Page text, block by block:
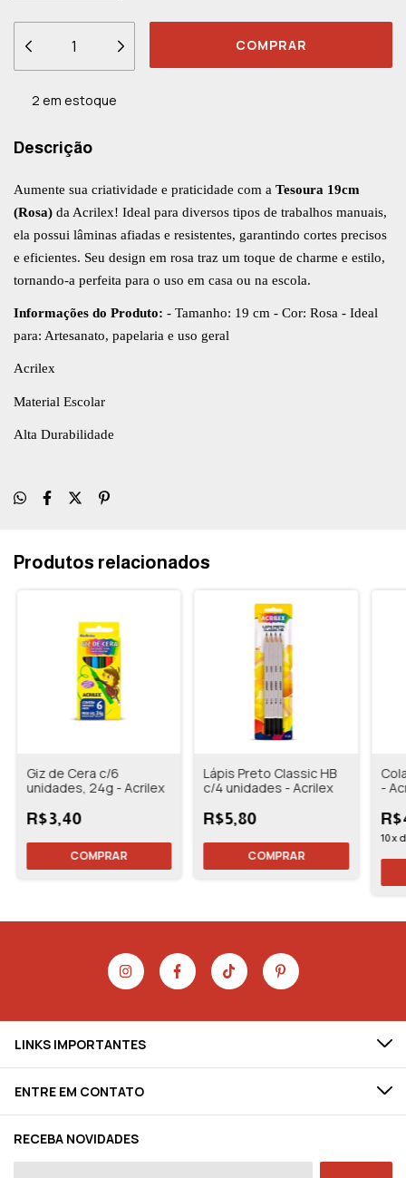
2 em estoque
Descrição
Aumente sua criatividade e praticidade com a Tesoura 19cm
(Rosa) da Acrilex! Ideal para diversos tipos de trabalhos manuais,
ela possui lâminas afiadas e resistentes, garantindo cortes precisos
e eficientes. Seu design em rosa traz um toque de charme e estilo,
tornando-a perfeita para o uso em casa ou na escola.
Informações do Produto: - Tamanho: 19 cm - Cor: Rosa - Ideal
para: Artesanato, papelaria e uso geral
Acrilex
Material Escolar
Alta Durabilidade
Produtos relacionados
Giz de Cera c/6
unidades, 24g - Acrilex
R$3,40
Lápis Preto Classic HB
c/4 unidades - Acrilex
R$5,80
-
10x
LINKS IMPORTANTES
ENTRE EM CONTATO
RECEBA NOVIDADES